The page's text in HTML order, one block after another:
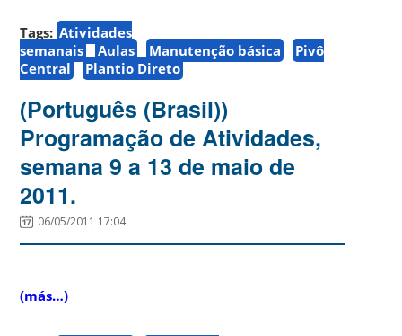
Tags: Atividades
semanais
Aulas Manutenção básica
Pivô
Central
Plantio Direto
(Português (Brasil))
Programação de Atividades,
semana 9 a 13 de maio de
2011.
06/05/2011 17:04
(más…)